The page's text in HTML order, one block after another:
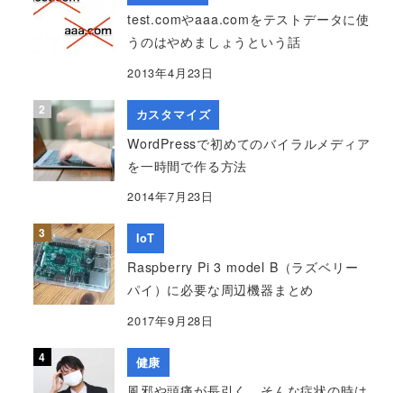
test.comやaaa.comをテストデータに使
うのはやめましょうという話
2013年4月23日
カスタマイズ
WordPressで初めてのバイラルメディア
を一時間で作る方法
2014年7月23日
IoT
Raspberry Pi 3 model B（ラズベリー
パイ）に必要な周辺機器まとめ
2017年9月28日
健康